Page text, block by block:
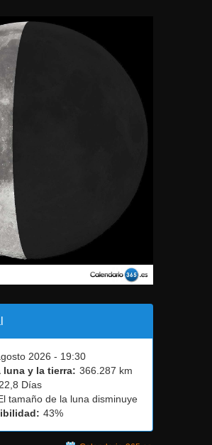
2026 - 19:30
luna y la tierra: 366.287 km
22,8 Días
tamaño de la luna disminuye
43%